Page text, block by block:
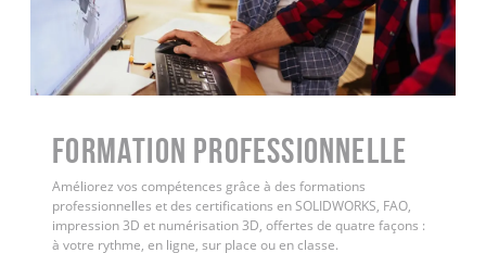
FORMATION PROFESSIONNELLE
Améliorez vos compétences grâce à des formations
professionnelles et des certifications en SOLIDWORKS, FAO,
impression 3D et numérisation 3D, offertes de quatre façons :
à votre rythme, en ligne, sur place ou en classe.